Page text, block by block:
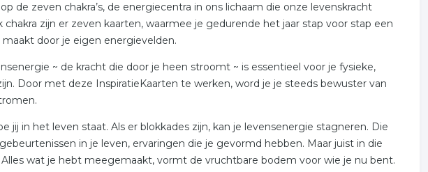
de zeven chakra’s, de energiecentra in ons lichaam die onze levenskracht
zijn er zeven kaarten, waarmee je gedurende het jaar stap voor stap een
door je eigen energievelden.
~ de kracht die door je heen stroomt ~ is essentieel voor je fysieke,
Door met deze InspiratieKaarten te werken, word je je steeds bewuster van
jij in het leven staat. Als er blokkades zijn, kan je levensenergie stagneren. Die
in je leven, ervaringen die je gevormd hebben. Maar juist in die
wat je hebt meegemaakt, vormt de vruchtbare bodem voor wie je nu bent.